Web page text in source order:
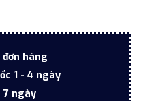
hàng
1 - 4 ngày
ngày